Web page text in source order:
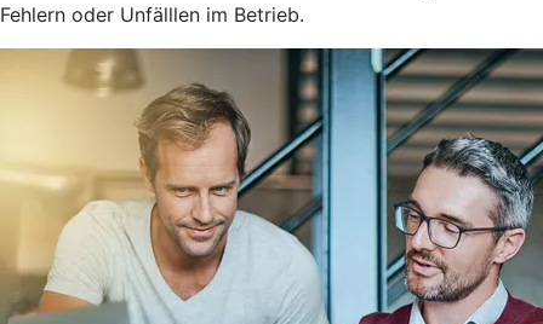
Fehlern oder Unfälllen im Betrieb.